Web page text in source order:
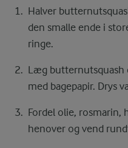
Halver
den smalle ende i
ringe.
Læg butternutsquash
med bagepapir. Drys
Fordel olie, rosmarin,
henover og vend